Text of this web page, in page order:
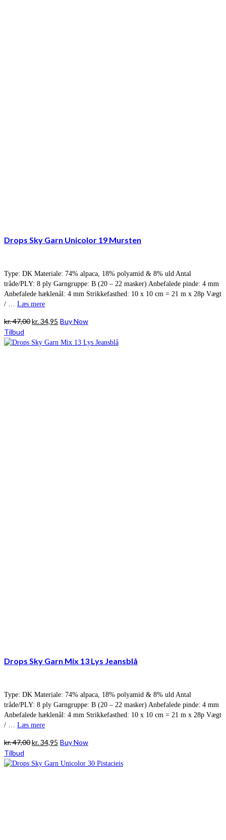
Drops Sky Garn Unicolor 19 Mursten
Type: DK Materiale: 74% alpaca, 18% polyamid & 8% uld Antal
tråde/PLY: 8 ply Garngruppe: B (20 – 22 masker) Anbefalede pinde: 4 mm
Anbefalede hæklenål: 4 mm Strikkefasthed: 10 x 10 cm = 21 m x 28p Vægt
/ … Læs mere
kr.47,00Den
pris
kr.34,95 Den
pris
Buy Now
Tilbud
Drops Sky Garn Mix 13 Lys Jeansblå
Type: DK Materiale: 74% alpaca, 18% polyamid & 8% uld Antal
tråde/PLY: 8 ply Garngruppe: B (20 – 22 masker) Anbefalede pinde: 4 mm
Anbefalede hæklenål: 4 mm Strikkefasthed: 10 x 10 cm = 21 m x 28p Vægt
/ … Læs mere
kr.47,00Den
pris
kr.34,95 Den
pris
Buy Now
Tilbud